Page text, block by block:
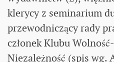
klerycy z seminarium
przewodniczący rady
członek Klubu
Niezależność (spis wg.